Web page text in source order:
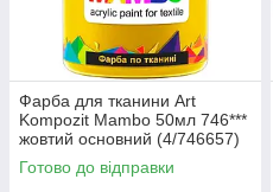
Фарба для тканини Art
Kompozit Mambo 50мл 746***
жовтий основний (4/746657)
Готово до відправки